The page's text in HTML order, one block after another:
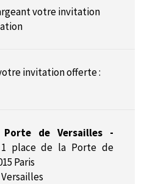
votre invitation
invitation offerte :
Porte de Versailles -
1 place de la Porte de
Paris